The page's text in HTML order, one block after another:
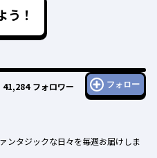
う！
41,284 フォロワー フォロー
ンタジックな日々を毎週お届けしま